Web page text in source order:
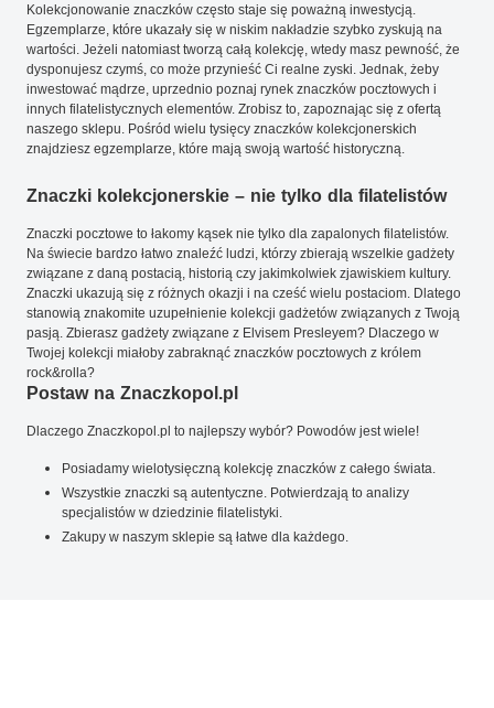
Kolekcjonowanie znaczków często staje się poważną inwestycją.
Egzemplarze, które ukazały się w niskim nakładzie szybko zyskują na
wartości. Jeżeli natomiast tworzą całą kolekcję, wtedy masz pewność, że
dysponujesz czymś, co może przynieść Ci realne zyski. Jednak, żeby
inwestować mądrze, uprzednio poznaj rynek znaczków pocztowych i
innych filatelistycznych elementów. Zrobisz to, zapoznając się z ofertą
naszego sklepu. Pośród wielu tysięcy znaczków kolekcjonerskich
znajdziesz egzemplarze, które mają swoją wartość historyczną.
Znaczki kolekcjonerskie – nie tylko dla filatelistów
Znaczki pocztowe to łakomy kąsek nie tylko dla zapalonych filatelistów.
Na świecie bardzo łatwo znaleźć ludzi, którzy zbierają wszelkie gadżety
związane z daną postacią, historią czy jakimkolwiek zjawiskiem kultury.
Znaczki ukazują się z różnych okazji i na cześć wielu postaciom. Dlatego
stanowią znakomite uzupełnienie kolekcji gadżetów związanych z Twoją
pasją. Zbierasz gadżety związane z Elvisem Presleyem? Dlaczego w
Twojej kolekcji miałoby zabraknąć znaczków pocztowych z królem
rock&rolla?
Postaw na Znaczkopol.pl
Dlaczego Znaczkopol.pl to najlepszy wybór? Powodów jest wiele!
Posiadamy wielotysięczną kolekcję znaczków z całego świata.
Wszystkie znaczki są autentyczne. Potwierdzają to analizy
specjalistów w dziedzinie filatelistyki.
Zakupy w naszym sklepie są łatwe dla każdego.